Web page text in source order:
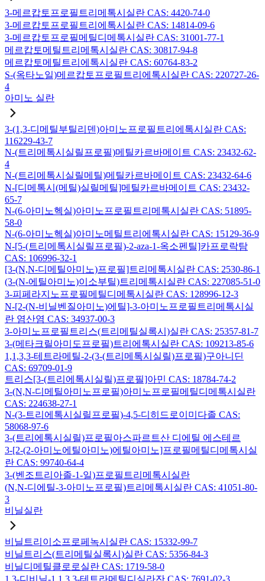
3-메르캅토프로필트리메톡시실란 CAS: 4420-74-0
3-메르캅토프로필트리에톡시실란 CAS: 14814-09-6
3-메르캅토프로필메틸디메톡시실란 CAS: 31001-77-1
메르캅토메틸트리메톡시실란 CAS: 30817-94-8
메르캅토메틸트리에톡시실란 CAS: 60764-83-2
S-(옥타노일)메르캅토프로필트리에톡시실란 CAS: 220727-26-
4
아미노 실란
3-(1,3-디메틸부틸리덴)아미노프로필트리에톡시실란 CAS:
116229-43-7
N-(트리메톡시실릴프로필)메틸카르바메이트 CAS: 23432-62-
4
N-(트리메톡시실릴메틸)메틸카르바메이트 CAS: 23432-64-6
N-[디메톡시(메틸)실릴메틸]메틸카르바메이트 CAS: 23432-
65-7
N-(6-아미노헥실)아미노프로필트리메톡시실란 CAS: 51895-
58-0
N-(6-아미노헥실)아미노메틸트리에톡시실란 CAS: 15129-36-9
N-[5-(트리메톡시실릴프로필)-2-aza-1-옥소펜틸]카프로락탐
CAS: 106996-32-1
[3-(N,N-디메틸아미노)프로필]트리메톡시실란 CAS: 2530-86-1
(3-(N-에틸아미노)이소부틸)트리메톡시실란 CAS: 227085-51-0
3-피페라지노프로필메틸디메톡시실란 CAS: 128996-12-3
N-[2-(N-비닐벤질아미노)에틸]-3-아미노프로필트리메톡시실
란 염산염 CAS: 34937-00-3
3-아미노프로필트리스(트리메틸실록시)실란 CAS: 25357-81-7
3-(메타크릴아미도프로필)트리에톡시실란 CAS: 109213-85-6
1,1,3,3-테트라메틸-2-(3-(트리메톡시실릴)프로필)구아니딘
CAS: 69709-01-9
트리스[3-(트리에톡시실릴)프로필]아민 CAS: 18784-74-2
3-(N,N-디메틸아미노프로필)아미노프로필메틸디메톡시실란
CAS: 224638-27-1
N-(3-트리에톡시실릴프로필)-4,5-디히드로이미다졸 CAS:
58068-97-6
3-(트리에톡시실릴)프로필아스파르트산 디에틸 에스테르
3-[2-(2-아미노에틸아미노)에틸아미노]프로필메틸디메톡시실
란 CAS: 99740-64-4
3-(벤조트리아졸-1-일)프로필트리메톡시실란
(N,N-디에틸-3-아미노프로필)트리메톡시실란 CAS: 41051-80-
3
비닐실란
비닐트리이소프로페녹시실란 CAS: 15332-99-7
비닐트리스(트리메틸실록시)실란 CAS: 5356-84-3
비닐디메틸클로로실란 CAS: 1719-58-0
1,3-디비닐-1,1,3,3-테트라메틸디실라잔 CAS: 7691-02-3